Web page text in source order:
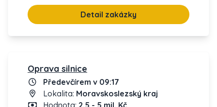
Detail zakázky
Oprava silnice
Předevčírem v 09:17
Lokalita: Moravskoslezský kraj